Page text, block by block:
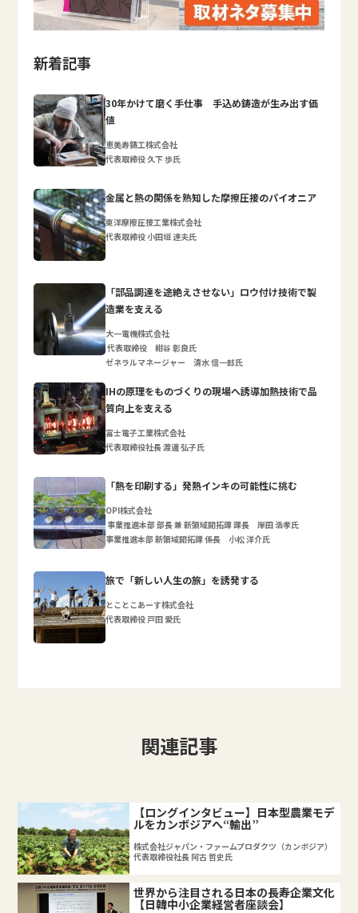
新着記事
30年かけて磨く手仕事 手込め鋳造が生み出す価
値
恵美寿鋳工株式会社
代表取締役 久下 歩氏
金属と熱の関係を熟知した摩擦圧接のパイオニア
東洋摩擦圧接工業株式会社
代表取締役 小田垣 達夫氏
「部品調達を途絶えさせない」ロウ付け技術で製
造業を支える
大一電機株式会社
代表取締役 紺谷 彰良氏
ゼネラルマネージャー 清水 信一郎氏
IHの原理をものづくりの現場へ誘導加熱技術で品
質向上を支える
富士電子工業株式会社
代表取締役社長 渡邊 弘子氏
「熱を印刷する」発熱インキの可能性に挑む
OPI株式会社
事業推進本部 部長 兼 新領域開拓課 課長 岸田 浩孝氏
事業推進本部 新領域開拓課 係長 小松 洋介氏
旅で「新しい人生の旅」を誘発する
とことこあーす株式会社
代表取締役 戸田 愛氏
関連記事
【ロングインタビュー】日本型農業モデ
ルをカンボジアへ“輸出”
株式会社ジャパン・ファームプロダクツ（カンボジア）
代表取締役社長 阿古 哲史氏
世界から注目される日本の長寿企業文化
【日韓中小企業経営者座談会】